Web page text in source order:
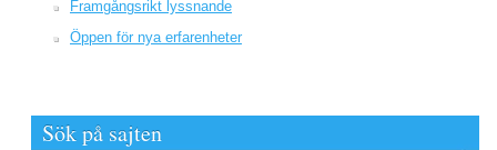
Framgångsrikt lyssnande
Öppen för nya erfarenheter
Sök på sajten